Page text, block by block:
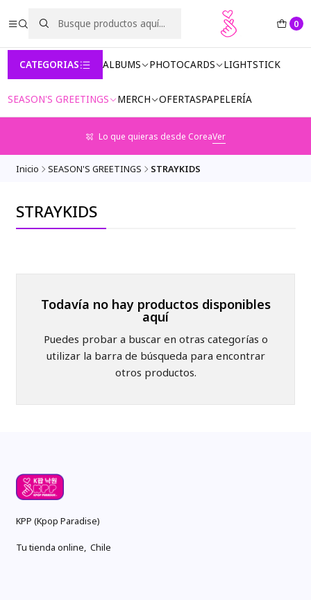
0
CATEGORIAS ALBUMS PHOTOCARDS LIGHTSTICK
SEASON'S GREETINGS MERCH OFERTASPAPELERÍA
Lo que quieras desde CoreaVer
Inicio SEASON'S GREETINGS STRAYKIDS
STRAYKIDS
Todavía no hay productos disponibles
aquí
Puedes probar a buscar en otras categorías o
utilizar la barra de búsqueda para encontrar
otros productos.
KPP (Kpop Paradise)
Tu tienda online, Chile